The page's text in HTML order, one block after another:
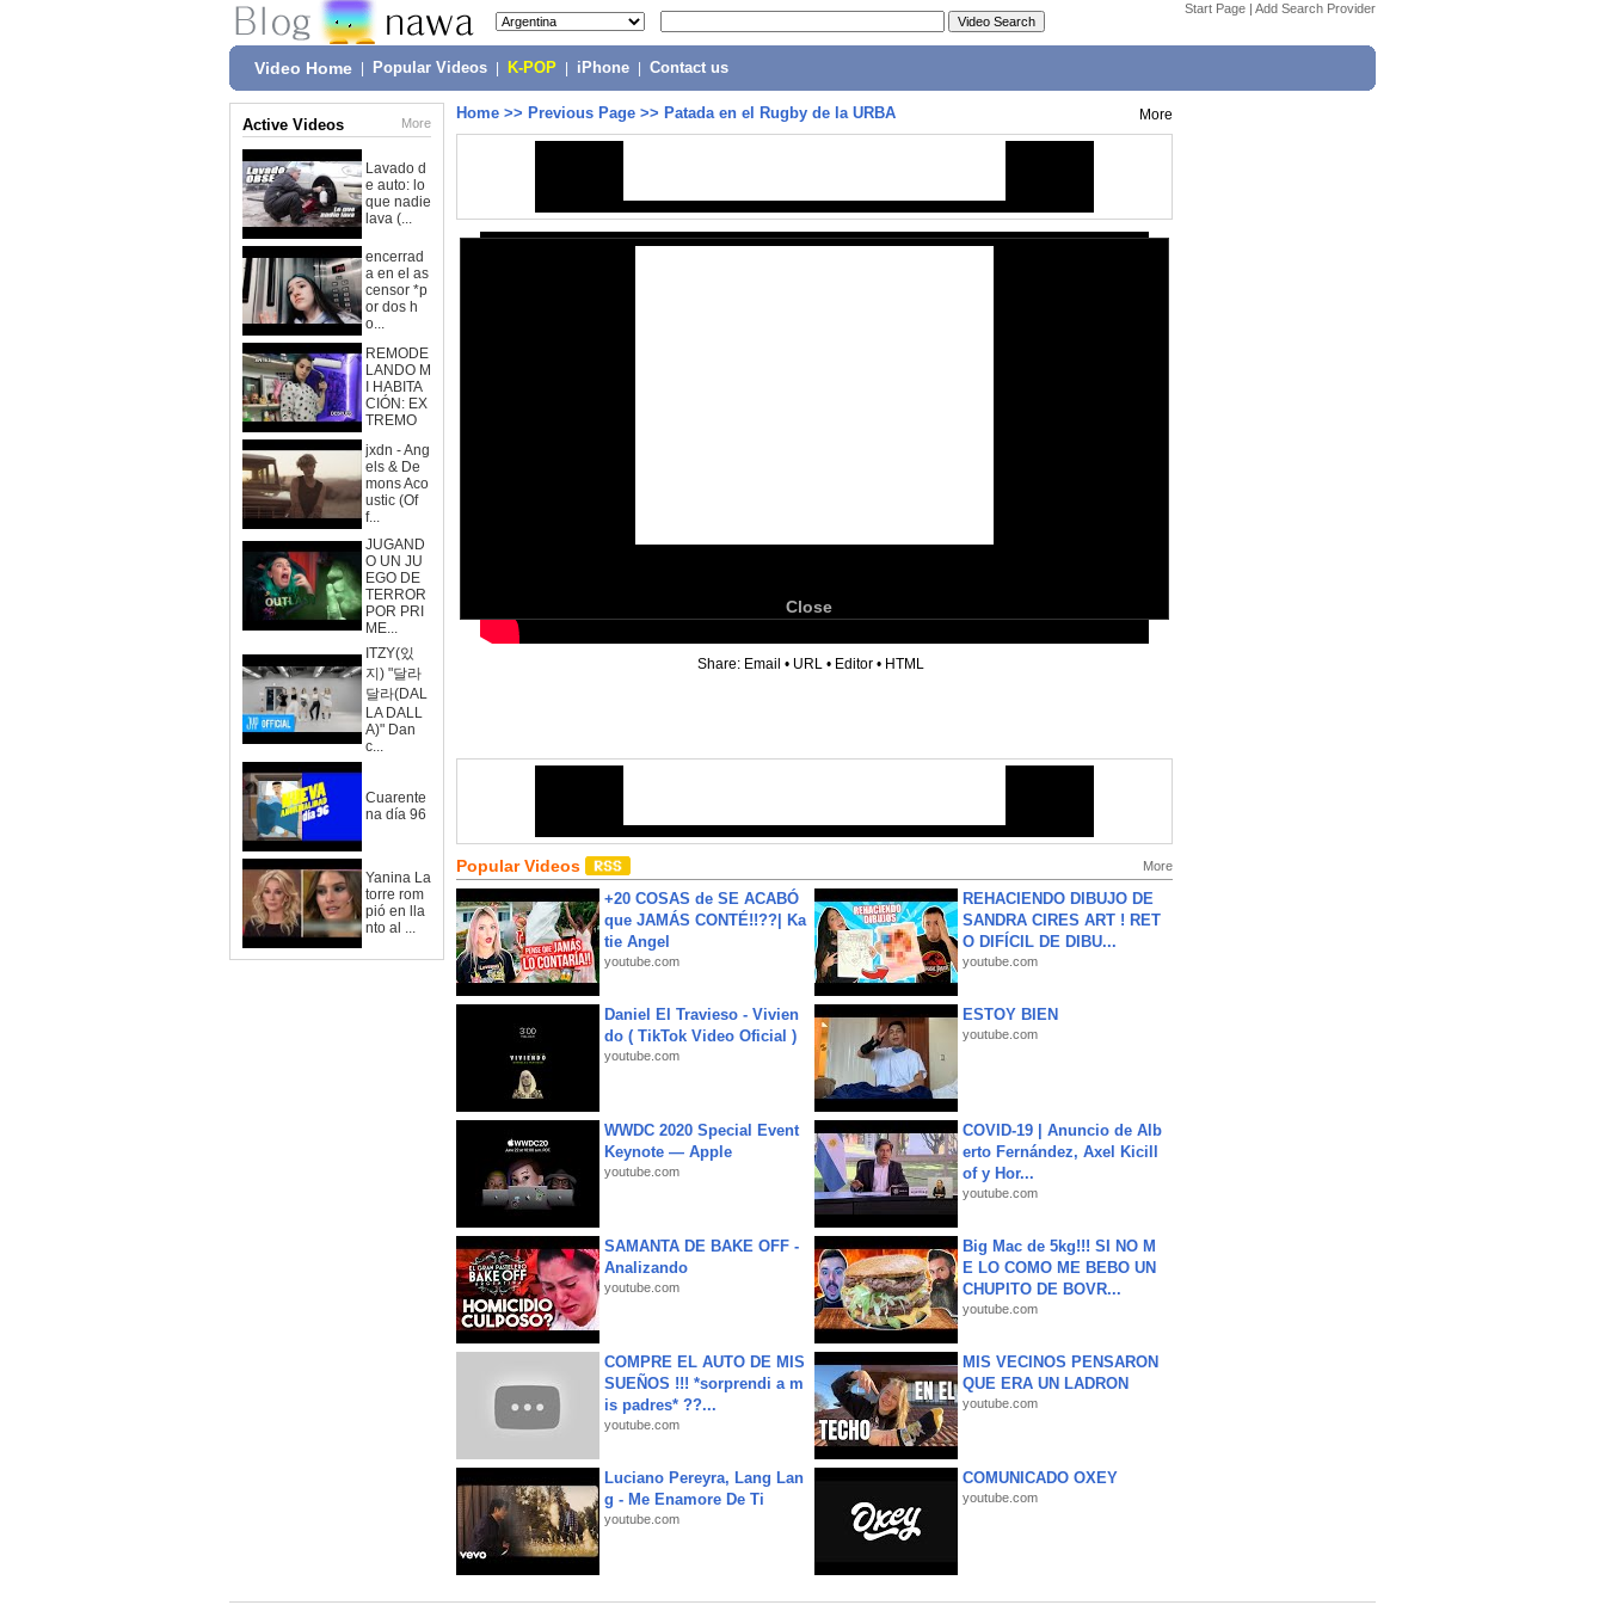
Start Page | Add Search Provider
Video Home Popular Videos K-POP iPhone Contact us
Active Videos More
Lavado d
e auto: lo
que nadie
lava (...
encerrad
a en el as
censor *p
or dos h
o...
REMODE
LANDO M
I HABITA
CIÓN: EX
TREMO
jxdn - Ang
els & De
mons Aco
ustic (Of
f...
JUGAND
O UN JU
EGO DE
TERROR
POR PRI
ME...
ITZY(있
지) "달라
달라(DAL
LA DALL
A)" Dan
c...
Cuarente
na día 96
Yanina La
torre rom
pió en lla
nto al ...
Home >> Previous Page >> Patada en el Rugby de la URBA More
Close
Share: Email • URL • Editor • HTML
Popular Videos More
+20 COSAS de SE ACABÓ
que JAMÁS CONTÉ!!??| Ka
tie Angel
youtube.com
REHACIENDO DIBUJO DE
SANDRA CIRES ART ! RET
O DIFÍCIL DE DIBU...
youtube.com
Daniel El Travieso - Vivien
do ( TikTok Video Oficial )
youtube.com
ESTOY BIEN
youtube.com
WWDC 2020 Special Event
Keynote — Apple
youtube.com
COVID-19 | Anuncio de Alb
erto Fernández, Axel Kicill
of y Hor...
youtube.com
SAMANTA DE BAKE OFF -
Analizando
youtube.com
Big Mac de 5kg!!! SI NO M
E LO COMO ME BEBO UN
CHUPITO DE BOVR...
youtube.com
COMPRE EL AUTO DE MIS
SUEÑOS !!! *sorprendi a m
is padres* ??...
youtube.com
MIS VECINOS PENSARON
QUE ERA UN LADRON
youtube.com
Luciano Pereyra, Lang Lan
g - Me Enamore De Ti
youtube.com
COMUNICADO OXEY
youtube.com